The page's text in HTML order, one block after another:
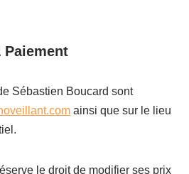
Sébastien Boucard sont
ainsi que sur le lieu
le droit de modifier ses prix